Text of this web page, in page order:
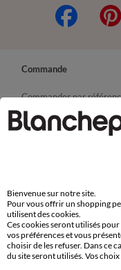
Commande
Commander par
Livraison
(1) Offres et codes
Aide & conseils
Bienvenue sur notre site.
Pour vous offrir un shopping
utilisent des cookies.
Ces cookies seront utilisés
vos préférences et vous
choisir de les refuser. Dans ce
du site seront utilisés. Vos